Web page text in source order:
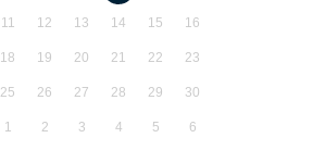
11 12 13 14 15 16
18 19 20 21 22 23
25 26 27 28 29 30
1 2 3 4 5 6